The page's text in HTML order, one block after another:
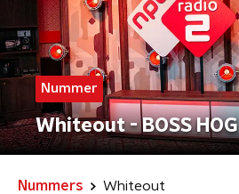
Nummer
Whiteout - BOSS HOG
Nummers Whiteout